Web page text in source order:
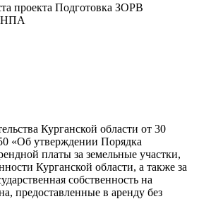
проекта Подготовка ЗОРВ
НПА
Курганской области от 30
«Об утверждении Порядка
платы за земельные участки,
Курганской области, а также за
собственность на
предоставленные в аренду без